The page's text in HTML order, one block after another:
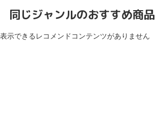
同じジャンルのおすすめ商品
表示できるレコメンドコンテンツがありません